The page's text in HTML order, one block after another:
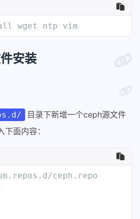
wget ntp vim
安装
目录下新增一个ceph源文件
下面内容：
ceph.repo